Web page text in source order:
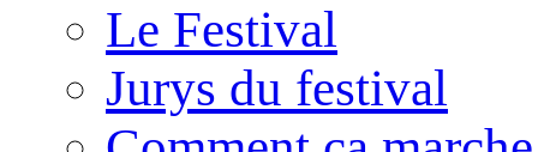
Le Festival
Jurys du festival